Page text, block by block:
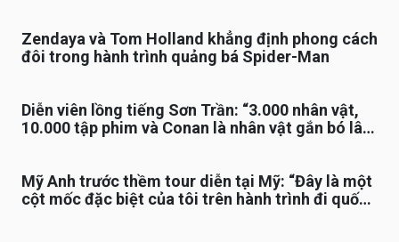
Zendaya và Tom Holland khẳng định phong cách
đôi trong hành trình quảng bá Spider-Man
Diễn viên lồng tiếng Sơn Trần: “3.000 nhân vật,
10.000 tập phim và Conan là nhân vật gắn bó lâu
Mỹ Anh trước thềm tour diễn tại Mỹ: “Đây là một
cột mốc đặc biệt của tôi trên hành trình đi quốc